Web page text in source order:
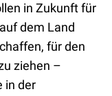
in Zukunft für
dem Land
für den
ziehen –
in der